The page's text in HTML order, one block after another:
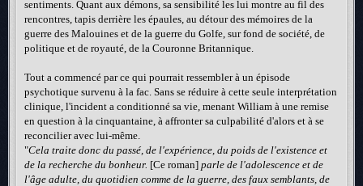
sentiments. Quant aux démons, sa sensibilité les lui montre au fil des
rencontres, tapis derrière les épaules, au détour des mémoires de la
guerre des Malouines et de la guerre du Golfe, sur fond de société, de
politique et de royauté, de la Couronne Britannique.
Tout a commencé par ce qui pourrait ressembler à un épisode
psychotique survenu à la fac. Sans se réduire à cette seule interprétation
clinique, l'incident a conditionné sa vie, menant William à une remise
en question à la cinquantaine, à affronter sa culpabilité d'alors et à se
reconcilier avec lui-même.
"Cela traite donc du passé, de l'expérience, du poids de l'existence et
de la recherche du bonheur. [Ce roman] parle de l'adolescence et de
l'âge adulte, du quotidien comme de la guerre, des faux semblants, de